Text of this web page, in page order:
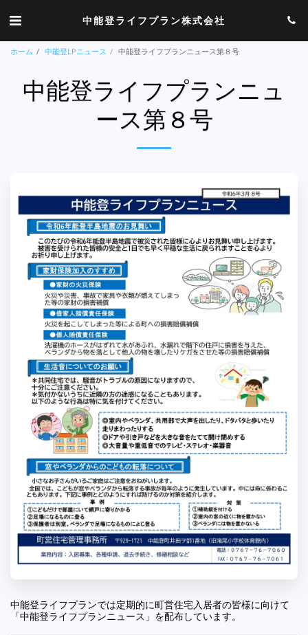
中能登ライフプラン株式会社
ホーム 中能登LPニュース 中能登ライフプランニュース第８号
中能登ライフプランニュ
ース第８号
中能登ライフプランでは定期的に町営住宅入居者の皆様に向けて
「中能登ライフプランニュース」を配布しています。